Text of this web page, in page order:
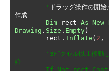
        '
ドラッグ操作の開
作成
Dim rect As New
Drawing . Size . Empty )
        rect
. Inflate ( 2 ,
'3ピクセル以上移動
始